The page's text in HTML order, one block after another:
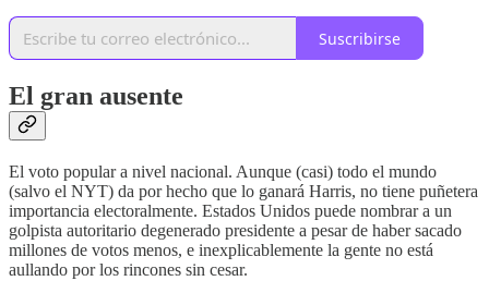
Suscribirse
El gran ausente
El voto popular a nivel nacional. Aunque (casi) todo el mundo
(salvo el NYT) da por hecho que lo ganará Harris, no tiene puñetera
importancia electoralmente. Estados Unidos puede nombrar a un
golpista autoritario degenerado presidente a pesar de haber sacado
millones de votos menos, e inexplicablemente la gente no está
aullando por los rincones sin cesar.